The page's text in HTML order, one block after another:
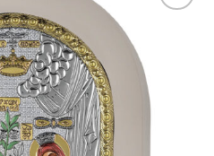
επιθυμιών